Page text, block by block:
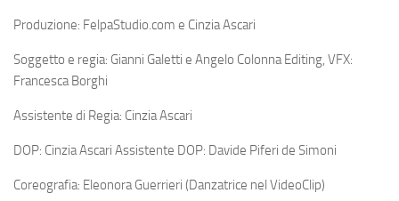
Produzione: FelpaStudio.com e Cinzia Ascari
Soggetto e regia: Gianni Galetti e Angelo Colonna Editing, VFX:
Francesca Borghi
Assistente di Regia: Cinzia Ascari
DOP: Cinzia Ascari Assistente DOP: Davide Piferi de Simoni
Coreografia: Eleonora Guerrieri (Danzatrice nel VideoClip)